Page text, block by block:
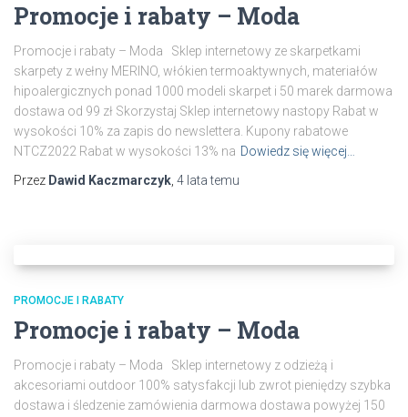
Promocje i rabaty – Moda
Promocje i rabaty – Moda Sklep internetowy ze skarpetkami
skarpety z wełny MERINO, włókien termoaktywnych, materiałów
hipoalergicznych ponad 1000 modeli skarpet i 50 marek darmowa
dostawa od 99 zł Skorzystaj Sklep internetowy nastopy Rabat w
wysokości 10% za zapis do newslettera. Kupony rabatowe
NTCZ2022 Rabat w wysokości 13% na Dowiedz się więcej…
Przez Dawid Kaczmarczyk 4 latatemu
PROMOCJE I RABATY
Promocje i rabaty – Moda
Promocje i rabaty – Moda Sklep internetowy z odzieżą i
akcesoriami outdoor 100% satysfakcji lub zwrot pieniędzy szybka
dostawa i śledzenie zamówienia darmowa dostawa powyżej 150